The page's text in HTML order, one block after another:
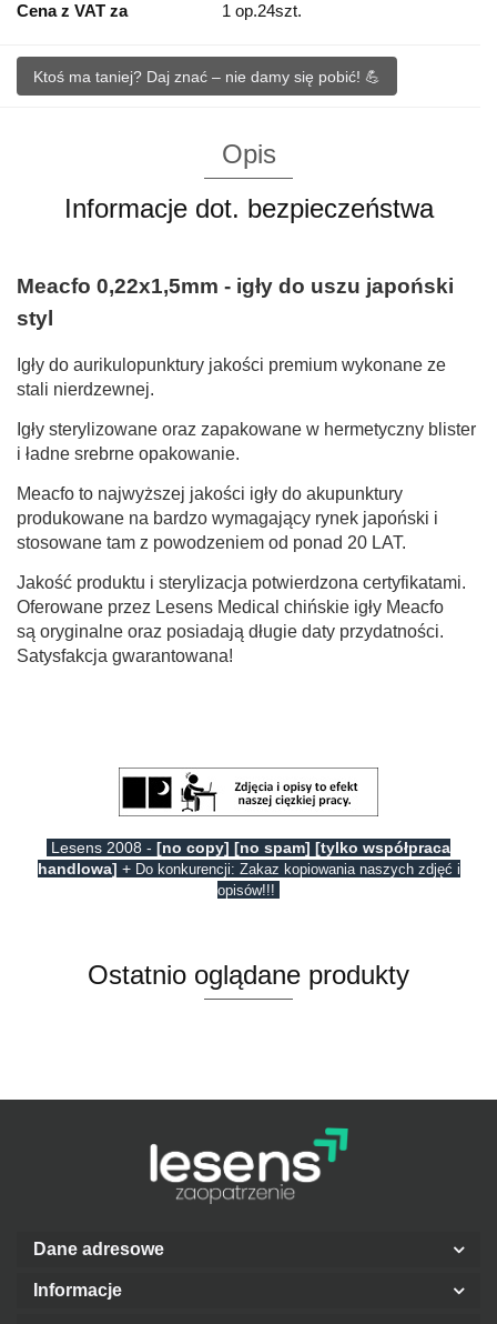
Cena z VAT za 1 op.24szt.
Ktoś ma taniej? Daj znać – nie damy się pobić! 💪
Opis
Informacje dot. bezpieczeństwa
Meacfo 0,22x1,5mm - igły do uszu japoński
styl
Igły do aurikulopunktury jakości premium wykonane ze
stali nierdzewnej.
Igły sterylizowane oraz zapakowane w hermetyczny blister
i ładne srebrne opakowanie.
Meacfo to najwyższej jakości igły do akupunktury
produkowane na bardzo wymagający rynek japoński i
stosowane tam z powodzeniem od ponad 20 LAT.
Jakość produktu i sterylizacja potwierdzona certyfikatami.
Oferowane przez Lesens Medical chińskie igły Meacfo
są oryginalne oraz posiadają długie daty przydatności.
Satysfakcja gwarantowana!
Lesens 2008 - [no copy] [no spam] [tylko współpraca
handlowa] + Do konkurencji: Zakaz kopiowania naszych zdjęć i
opisów!!!
Ostatnio oglądane produkty
Dane adresowe
Informacje